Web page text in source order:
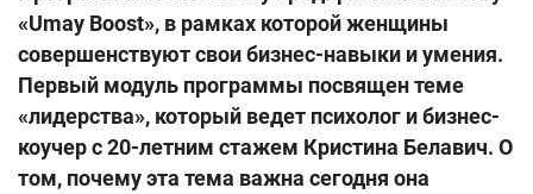
«Umay Boost», в рамках которой женщины
совершенствуют свои бизнес-навыки и умения.
Первый модуль программы посвящен теме
«лидерства», который ведет психолог и бизнес-
коучер с 20-летним стажем Кристина Белавич. О
том, почему эта тема важна сегодня она